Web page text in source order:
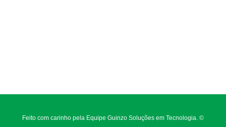
Feito com carinho pela Equipe Guinzo Soluções em Tecnologia. ©